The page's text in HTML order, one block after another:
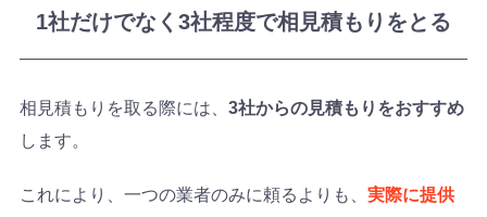
1社だけでなく3社程度で相見積もりをとる
相見積もりを取る際には、 3社からの見積もりをおすすめ
します。
これにより、一つの業者のみに頼るよりも、 実際に提供